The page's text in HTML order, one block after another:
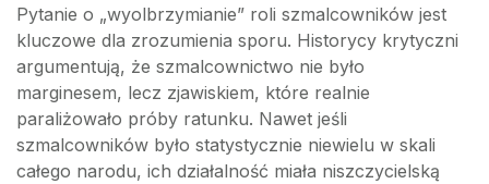
Pytanie o „wyolbrzymianie” roli szmalcowników jest
kluczowe dla zrozumienia sporu. Historycy krytyczni
argumentują, że szmalcownictwo nie było
marginesem, lecz zjawiskiem, które realnie
paraliżowało próby ratunku. Nawet jeśli
szmalcowników było statystycznie niewielu w skali
całego narodu, ich działalność miała niszczycielską